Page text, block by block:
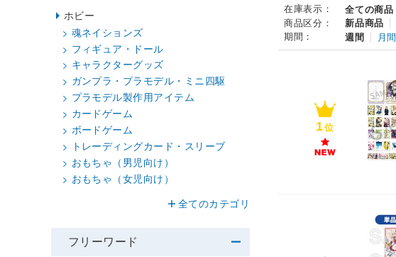
在庫表示： 全ての商品
商品区分：
新品商品
期間：
週間 月間
1位
ホビー
魂ネイションズ
フィギュア・ドール
キャラクターグッズ
ガンプラ・プラモデル・ミニ四駆
プラモデル製作用アイテム
カードゲーム
ボードゲーム
トレーディングカード・スリーブ
おもちゃ（男児向け）
おもちゃ（女児向け）
全てのカテゴリ
フリーワード